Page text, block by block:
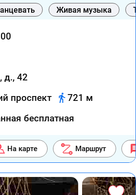
Живая музыка
д., 42
проспект
721 м
бесплатная
На карте Маршрут